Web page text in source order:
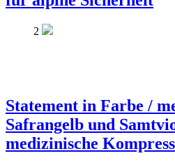
2
Statement in Farbe /
Safrangelb und
medizinische